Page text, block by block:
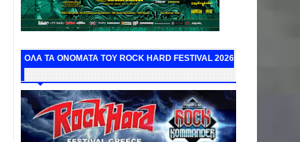
ΟΛΑ ΤΑ ΟΝΟΜΑΤΑ ΤΟΥ ROCK HARD FESTIVAL 2026